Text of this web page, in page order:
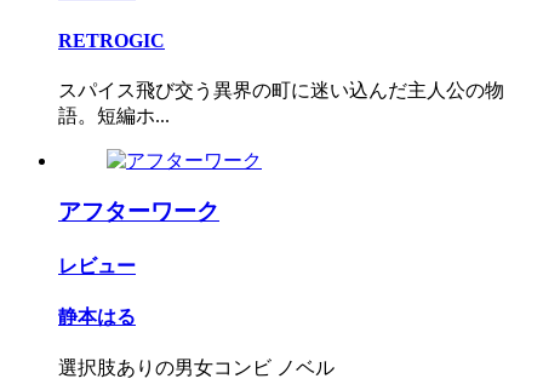
RETROGIC
スパイス飛び交う異界の町に迷い込んだ主人公の物
語。短編ホ...
アフターワーク
レビュー
静本はる
選択肢ありの男女コンビ ノベル